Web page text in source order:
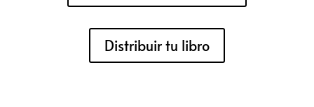
Distribuir tu libro